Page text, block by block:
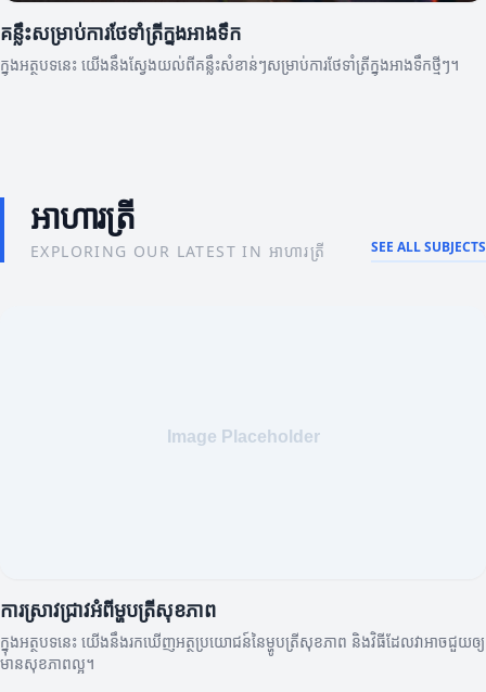
គន្លឹះសម្រាប់ការថែទាំត្រីក្នុងអាងទឹក
ក្នុងអត្ថបទនេះ យើងនឹងស្វែងយល់ពីគន្លឹះសំខាន់ៗសម្រាប់ការថែទាំត្រីក្នុងអាងទឹកថ្មីៗ។
អាហារត្រី
EXPLORING OUR LATEST IN អាហារត្រី SEE ALL SUBJECTS
ការស្រាវជ្រាវអំពីម្ហូបត្រីសុខភាព
ក្នុងអត្ថបទនេះ យើងនឹងរកឃើញអត្ថប្រយោជន៍នៃម្ហូបត្រីសុខភាព និងវិធីដែលវាអាចជួយឲ្យ
មានសុខភាពល្អ។